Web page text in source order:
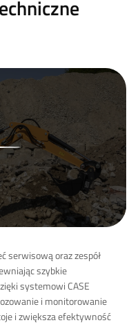
serwisową oraz zespół
szybkie
systemowi CASE
i monitorowanie
i zwiększa efektywność